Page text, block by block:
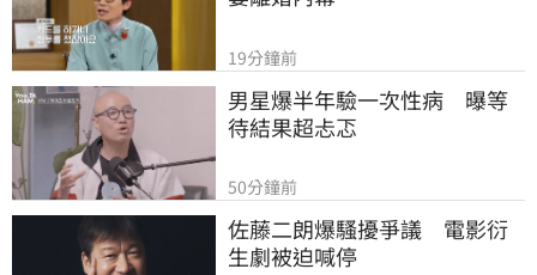
19分鐘前
男星爆半年驗一次性病　曝等
待結果超忐忑
50分鐘前
佐藤二朗爆騷擾爭議　電影衍
生劇被迫喊停